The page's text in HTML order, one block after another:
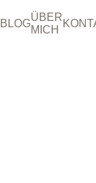
BLOG
ÜBER
MICH